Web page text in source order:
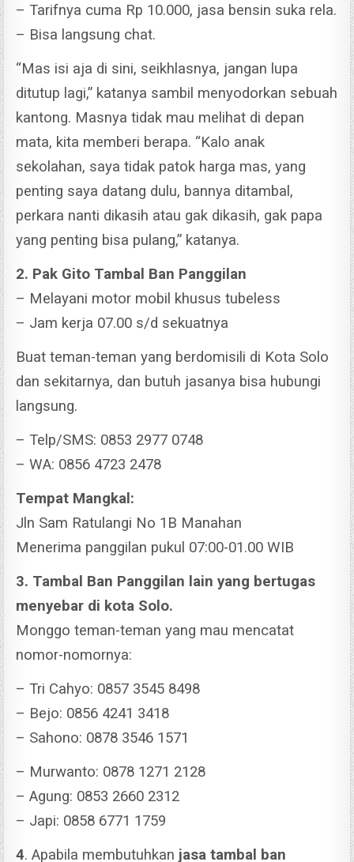
– Tarifnya cuma Rp 10.000, jasa bensin suka rela.
– Bisa langsung chat.
“Mas isi aja di sini, seikhlasnya, jangan lupa
ditutup lagi,” katanya sambil menyodorkan sebuah
kantong. Masnya tidak mau melihat di depan
mata, kita memberi berapa. “Kalo anak
sekolahan, saya tidak patok harga mas, yang
penting saya datang dulu, bannya ditambal,
perkara nanti dikasih atau gak dikasih, gak papa
yang penting bisa pulang,” katanya.
2. Pak Gito Tambal Ban Panggilan
– Melayani motor mobil khusus tubeless
– Jam kerja 07.00 s/d sekuatnya
Buat teman-teman yang berdomisili di Kota Solo
dan sekitarnya, dan butuh jasanya bisa hubungi
langsung.
– Telp/SMS: 0853 2977 0748
– WA: 0856 4723 2478
Tempat Mangkal:
Jln Sam Ratulangi No 1B Manahan
Menerima panggilan pukul 07:00-01.00 WIB
3. Tambal Ban Panggilan lain yang bertugas
menyebar di kota Solo.
Monggo teman-teman yang mau mencatat
nomor-nomornya:
– Tri Cahyo: 0857 3545 8498
– Bejo: 0856 4241 3418
– Sahono: 0878 3546 1571
– Murwanto: 0878 1271 2128
– Agung: 0853 2660 2312
– Japi: 0858 6771 1759
4. Apabila membutuhkan jasa tambal ban